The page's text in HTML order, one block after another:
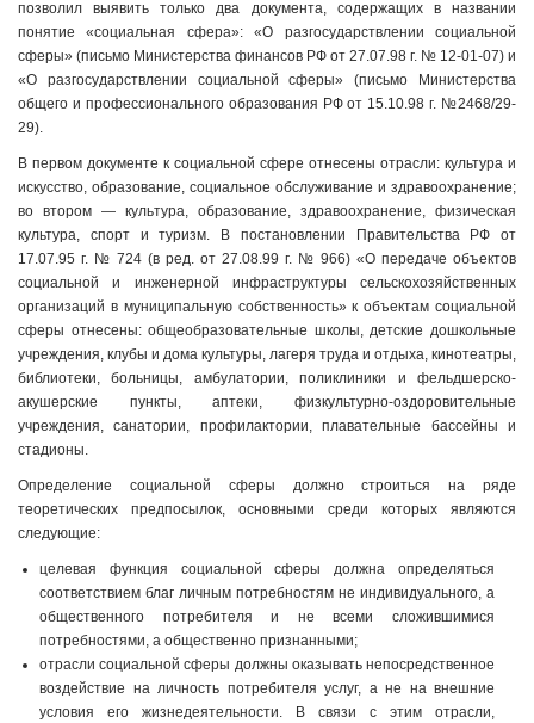
позволил выявить только два документа, содержащих в названии
понятие «социальная сфера»: «О разгосударствлении социальной
сферы» (письмо Министерства финансов РФ от 27.07.98 г. № 12-01-07) и
«О разгосударствлении социальной сферы» (письмо Министерства
общего и профессионального образования РФ от 15.10.98 г. №2468/29-
29).
В первом документе к социальной сфере отнесены отрасли: культура и
искусство, образование, социальное обслуживание и здравоохранение;
во втором — культура, образование, здравоохранение, физическая
культура, спорт и туризм. В постановлении Правительства РФ от
17.07.95 г. № 724 (в ред. от 27.08.99 г. № 966) «О передаче объектов
социальной и инженерной инфраструктуры сельскохозяйственных
организаций в муниципальную собственность» к объектам социальной
сферы отнесены: общеобразовательные школы, детские дошкольные
учреждения, клубы и дома культуры, лагеря труда и отдыха, кинотеатры,
библиотеки, больницы, амбулатории, поликлиники и фельдшерско-
акушерские пункты, аптеки, физкультурно-оздоровительные
учреждения, санатории, профилактории, плавательные бассейны и
стадионы.
Определение социальной сферы должно строиться на ряде
теоретических предпосылок, основными среди которых являются
следующие:
целевая функция социальной сферы должна определяться
соответствием благ личным потребностям не индивидуального, а
общественного потребителя и не всеми сложившимися
потребностями, а общественно признанными;
отрасли социальной сферы должны оказывать непосредственное
воздействие на личность потребителя услуг, а не на внешние
условия его жизнедеятельности. В связи с этим отрасли,